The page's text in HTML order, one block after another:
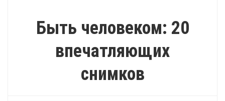
Быть человеком: 20
впечатляющих
снимков